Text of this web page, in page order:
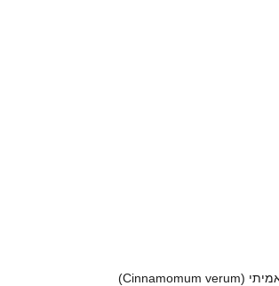
(
Cinnamomum verum)